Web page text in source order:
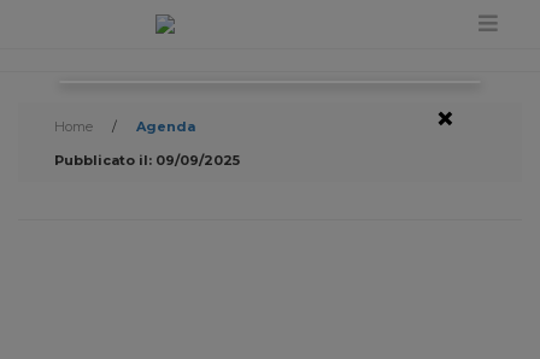
Home /
Agenda
Pubblicato il: 09/09/2025
×